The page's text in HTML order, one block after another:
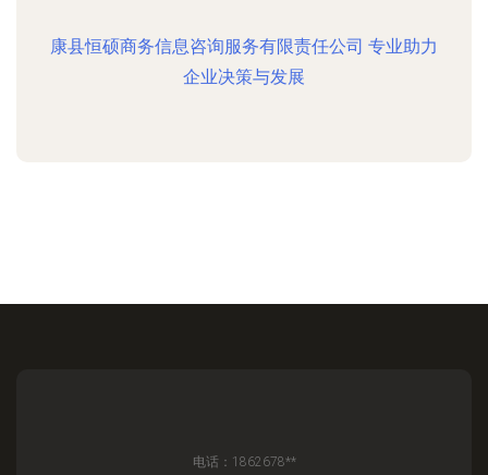
康县恒硕商务信息咨询服务有限责任公司 专业助力
企业决策与发展
电话：1862678**